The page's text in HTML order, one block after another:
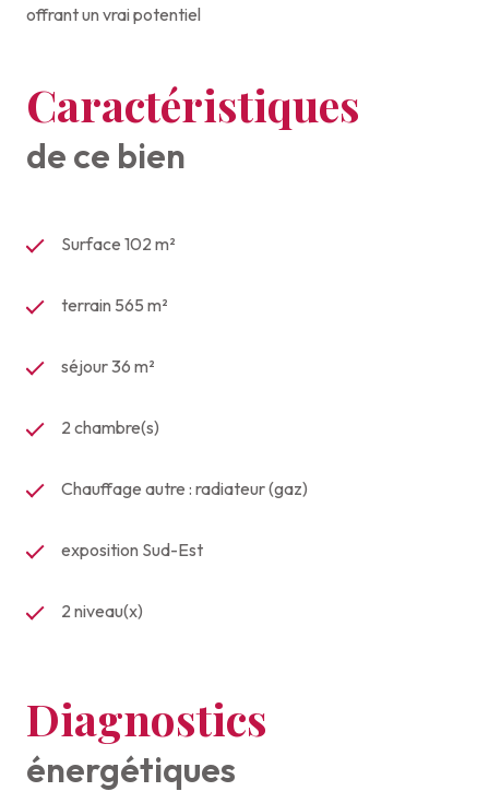
offrant un vrai potentiel
Caractéristiques
de ce bien
Surface 102 m²
terrain 565 m²
séjour 36 m²
2 chambre(s)
Chauffage autre : radiateur (gaz)
exposition Sud-Est
2 niveau(x)
Diagnostics
énergétiques